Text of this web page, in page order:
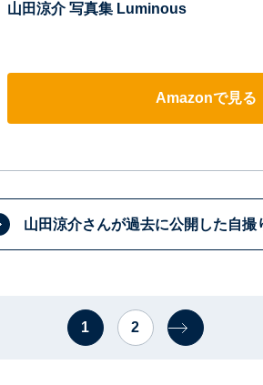
山田涼介 写真集 Luminous
Amazonで見る
山田涼介さんが過去に公開した自撮
1 2